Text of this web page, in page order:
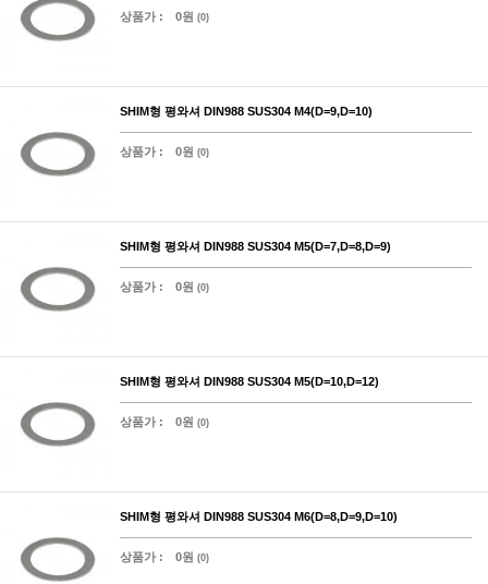
상품가 : 0원 (0)
SHIM형 평와셔 DIN988 SUS304 M4(D=9,D=10)
상품가 : 0원 (0)
SHIM형 평와셔 DIN988 SUS304 M5(D=7,D=8,D=9)
상품가 : 0원 (0)
SHIM형 평와셔 DIN988 SUS304 M5(D=10,D=12)
상품가 : 0원 (0)
SHIM형 평와셔 DIN988 SUS304 M6(D=8,D=9,D=10)
상품가 : 0원 (0)